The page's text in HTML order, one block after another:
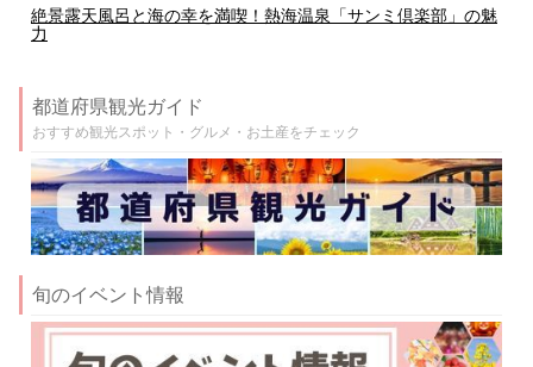
絶景露天風呂と海の幸を満喫！熱海温泉「サンミ倶楽部」の魅
力
都道府県観光ガイド
おすすめ観光スポット・グルメ・お土産をチェック
旬のイベント情報